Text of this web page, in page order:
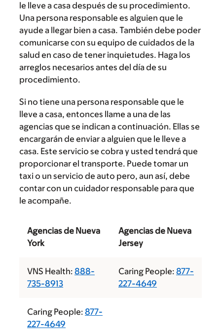
le lleve a casa después de su procedimiento.
Una persona responsable es alguien que le
ayude a llegar bien a casa. También debe poder
comunicarse con su equipo de cuidados de la
salud en caso de tener inquietudes. Haga los
arreglos necesarios antes del día de su
procedimiento.
Si no tiene una persona responsable que le
lleve a casa, entonces llame a una de las
agencias que se indican a continuación. Ellas se
encargarán de enviar a alguien que le lleve a
casa. Este servicio se cobra y usted tendrá que
proporcionar el transporte. Puede tomar un
taxi o un servicio de auto pero, aun así, debe
contar con un cuidador responsable para que
le acompañe.
Agencias de Nueva
York
Agencias de Nueva
Jersey
VNS Health: 888-
735-8913
Caring People: 877-
227-4649
Caring People: 877-
227-4649